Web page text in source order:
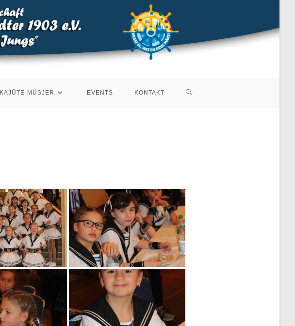
KAJÜTE-MÜSJER EVENTS KONTAKT